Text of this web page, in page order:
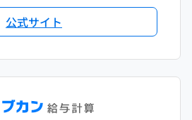
公式サイト